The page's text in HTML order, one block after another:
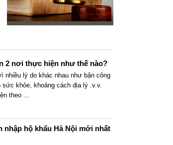
2 nơi thực hiện như thế nào?
nhiều lý do khác nhau như bận công
sức khỏe, khoảng cách địa lý .v.v.
theo ...
nhập hộ khẩu Hà Nội mới nhất